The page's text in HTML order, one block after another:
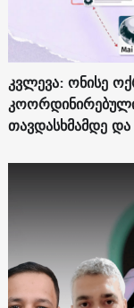
კვლევა: ონისე
თავდასხმამდე